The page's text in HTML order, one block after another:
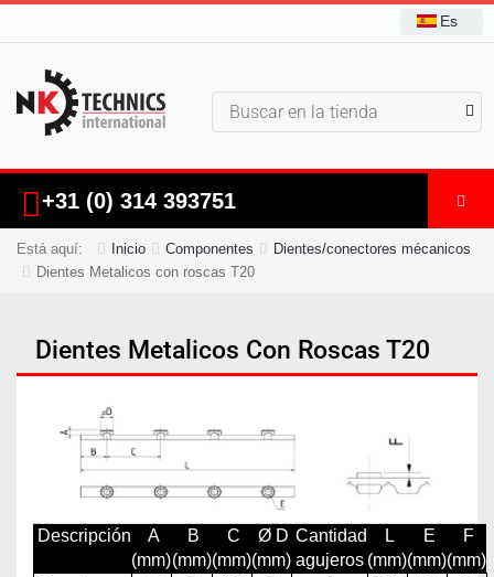
Es
+31 (0) 314 393751
Está aquí: Inicio Componentes
Dientes/conectores mécanicos
Dientes Metalicos con roscas T20
Dientes Metalicos Con Roscas T20
Descripción
A
(mm)
B
(mm)
C
(mm)
Ø D
(mm)
Cantidad
agujeros
L
(mm)
E
(mm)
F
(mm)